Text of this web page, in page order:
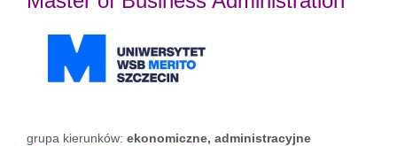
grupa kierunków: ekonomiczne, administracyjne